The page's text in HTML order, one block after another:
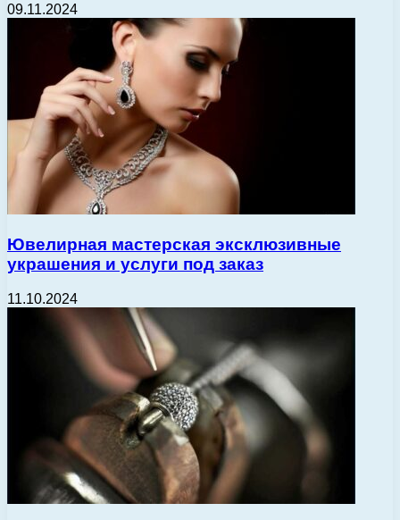
09.11.2024
Ювелирная мастерская эксклюзивные
украшения и услуги под заказ
11.10.2024